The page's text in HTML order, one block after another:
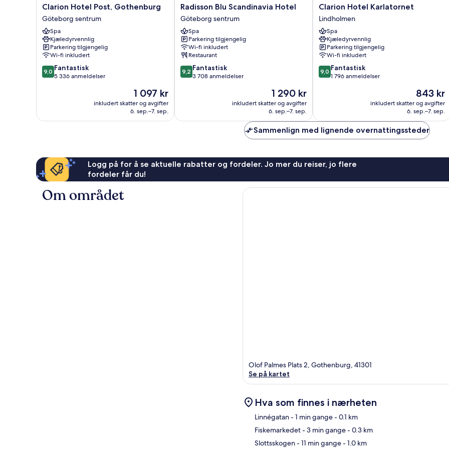
Clarion
Hotel
Post,
Gothenburg
Göteborg
sentrum
Clarion Hotel Post, Gothenburg
Göteborg sentrum
Spa
Kjæledyrvennlig
Parkering tilgjengelig
Wi-fi inkludert
9.0
av
9,0 Fantastisk
5 336 anmeldelser
Prisen
er
1 097 kr
1 097 kr
inkludert skatter og avgifter
6. sep.–7. sep.
Radisson
Blu
Scandinavia
Hotel
Göteborg
sentrum
Radisson Blu Scandinavia Hotel
Göteborg sentrum
Spa
Parkering tilgjengelig
Wi-fi inkludert
Restaurant
9.2
av
9,2 Fantastisk
3 708 anmeldelser
Prisen
er
1 290 kr
1 290 kr
inkludert skatter og avgifter
6. sep.–7. sep.
Clarion
Hotel
Karlatornet
Lindholmen
Clarion Hotel Karlatornet
Lindholmen
Spa
Kjæledyrvennlig
Parkering tilgjengelig
Wi-fi inkludert
9.0
av
9,0 Fantastisk
1 796 anmeldelser
Prisen
er
843 kr
843 kr
inkludert skatter og avgifter
6. sep.–7. sep.
Sammenlign med lignende overnattingssteder
Logg på for å se aktuelle rabatter og fordeler. Jo mer du reiser, jo flere
fordeler får du!
Om området
Olof Palmes Plats 2, Gothenburg, 41301
Se på kartet
Hva som finnes i nærheten
Linnégatan- 1 min gange- 0.1 km
Fiskemarkedet- 3 min gange- 0.3 km
Slottsskogen- 11 min gange- 1.0 km